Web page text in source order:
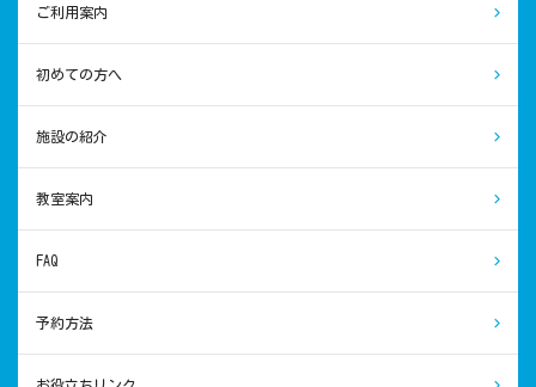
ご利用案内
初めての方へ
施設の紹介
教室案内
FAQ
予約方法